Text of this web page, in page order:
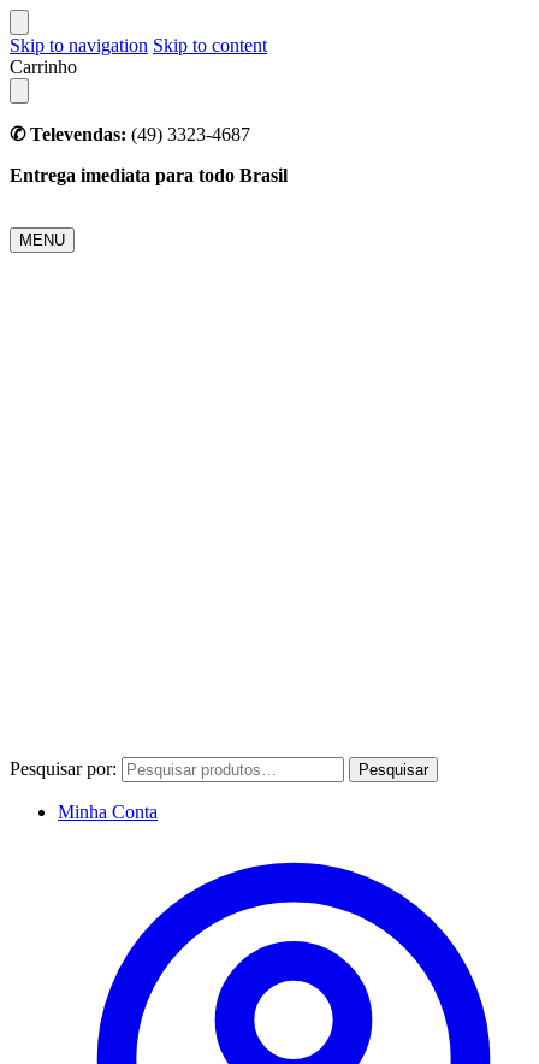
Skip to navigation Skip to content
Carrinho
✆ Televendas: (49) 3323-4687
Entrega imediata para todo Brasil
MENU
Pesquisar por: Pesquisar
Minha Conta